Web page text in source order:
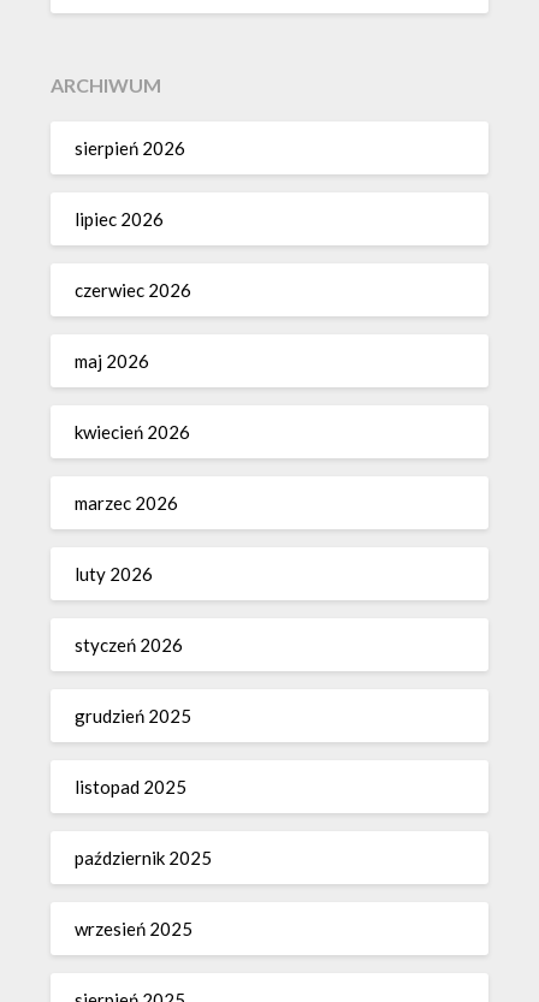
ARCHIWUM
sierpień 2026
lipiec 2026
czerwiec 2026
maj 2026
kwiecień 2026
marzec 2026
luty 2026
styczeń 2026
grudzień 2025
listopad 2025
październik 2025
wrzesień 2025